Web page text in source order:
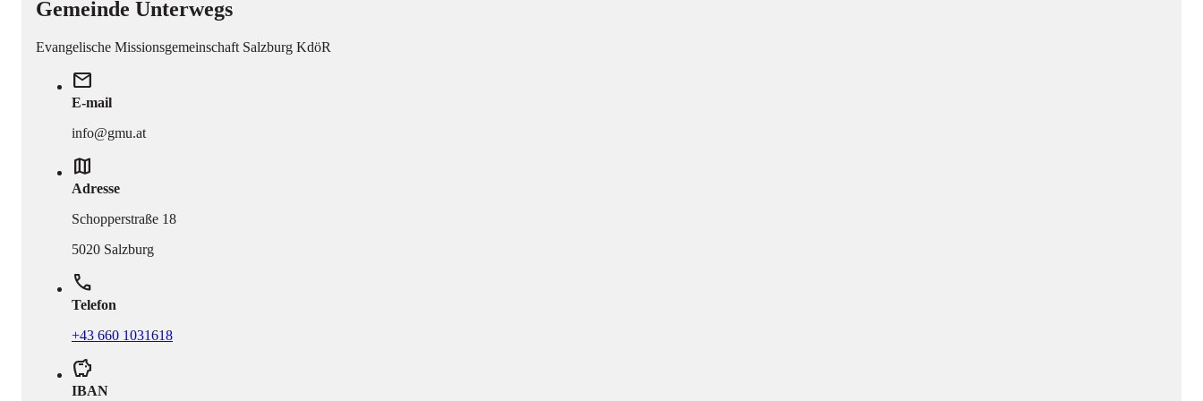
Gemeinde Unterwegs
Evangelische Missionsgemeinschaft Salzburg KdöR
mail
E-mail
info@gmu.at
map
Adresse
Schopperstraße 18
5020 Salzburg
phone
Telefon
+43 660 1031618
savings
IBAN